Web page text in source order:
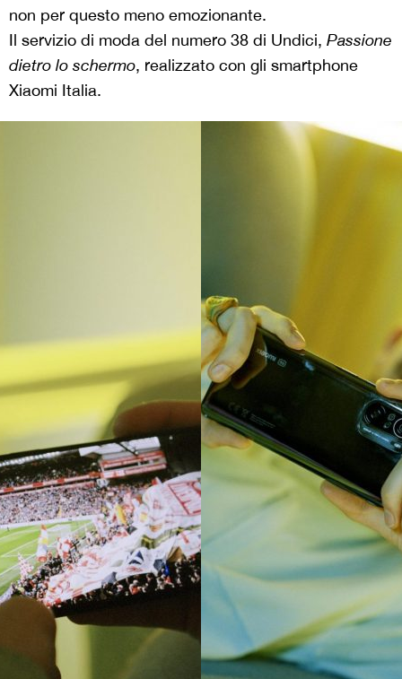
non per questo meno emozionante.
Il servizio di moda del numero 38 di Undici, Passione
dietro lo schermo, realizzato con gli smartphone
Xiaomi Italia.